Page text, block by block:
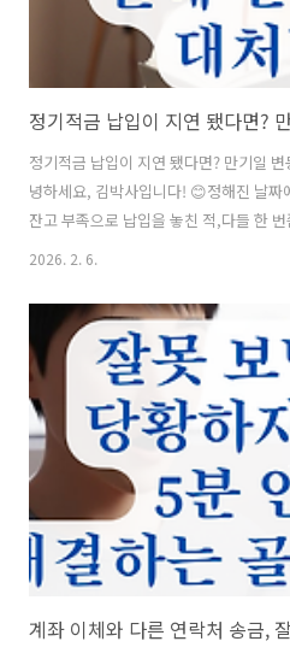
정기적금 납입이 지연 됐다면? 만기일
녕하세요, 김박사입니다! 😊정해진 날짜
잔고 부족으로 납입을 놓친 적,다들 한
이는 건 아닐까?","신용등급에 문제가 생
챙기는 확실한 해결책을 알려드릴게요.
정기적금 납입 지연 시 발생하는 일 🚨2.
법 🧮3. 만기 이연 vs 중도 해지: 무엇이
지연일수 상쇄 꿀팁 🍯5. 자유적금과 정
묻는 질문 (FAQ) ❓ 그럼 먼저, 납입이 ..
2026. 2. 6.